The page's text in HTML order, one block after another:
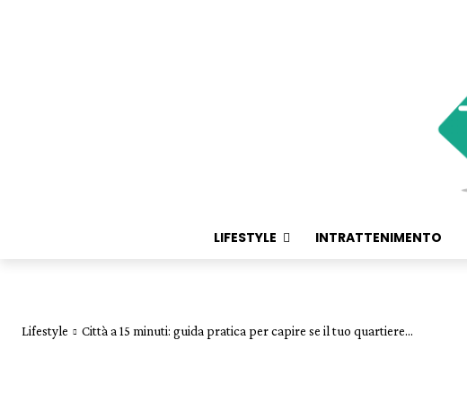
LIFESTYLE INTRATTENIMENTO
Lifestyle Città a 15 minuti: guida pratica per capire se il tuo quartiere...